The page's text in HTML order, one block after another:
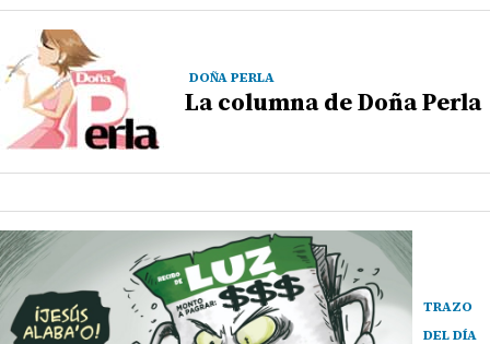
DOÑA PERLA
La columna de Doña Perla
TRAZO
DEL DÍA